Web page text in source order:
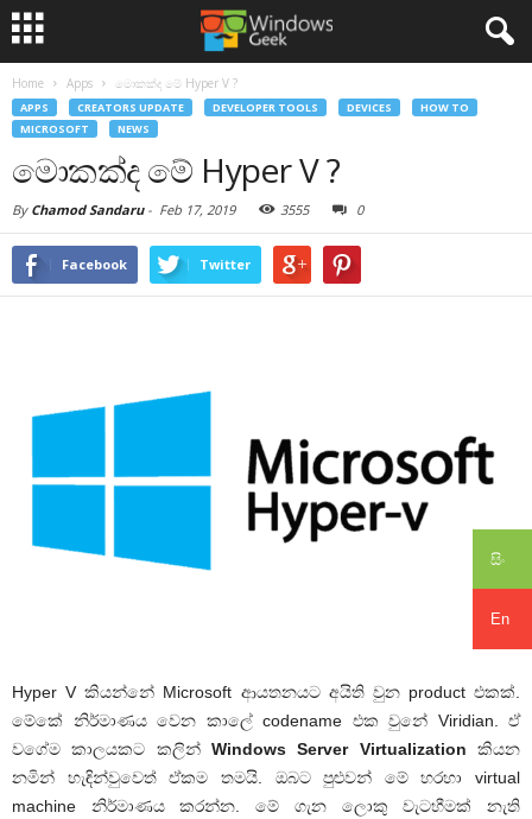
සිං
En
Home Apps මොකක්ද මේ Hyper V ?
APPS CREATORS UPDATE DEVELOPER TOOLS DEVICES
HOW TO
MICROSOFT
NEWS
මොකක්ද මේ Hyper V ?
By Chamod Sandaru- Feb 17, 2019 3555 0
Facebook Twitter
Hyper V කියන්නේ Microsoft ආයතනයට අයිති වුන product එකක්.
මේකේ නිර්මාණය වෙන කාලේ codename එක වුනේ Viridian. ඒ
වගේම කාලයකට කලින් Windows Server Virtualization කියන
නමින් හැඳින්වුවෙත් ඒකම තමයි. ඔබට පුළුවන් මේ හරහා virtual
machine නිර්මාණය කරන්න. මේ ගැන ලොකු වැටහීමක් නැති